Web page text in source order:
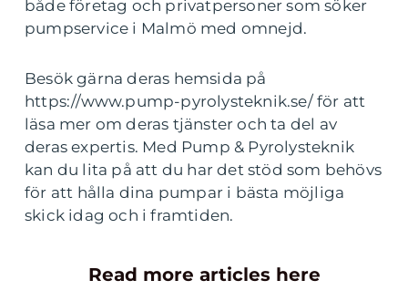
både företag och privatpersoner som söker
pumpservice i Malmö med omnejd.
Besök gärna deras hemsida på
https://www.pump-pyrolysteknik.se/ för att
läsa mer om deras tjänster och ta del av
deras expertis. Med Pump & Pyrolysteknik
kan du lita på att du har det stöd som behövs
för att hålla dina pumpar i bästa möjliga
skick idag och i framtiden.
Read more articles here